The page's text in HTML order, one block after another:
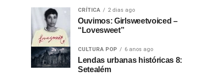
CRÍTICA 2 dias ago
Ouvimos: Girlsweetvoiced –
“Lovesweet”
CULTURA POP 6 anos ago
Lendas urbanas históricas 8:
Setealém